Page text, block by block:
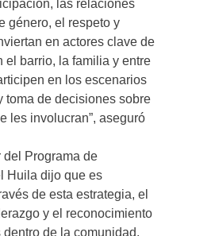
las relaciones
género, el respeto y
en actores clave de
el barrio, la familia y entre
en los escenarios
toma de decisiones sobre
les involucran”, aseguró
del Programa de
Huila dijo que es
de esta estrategia, el
y el reconocimiento
de la comunidad.